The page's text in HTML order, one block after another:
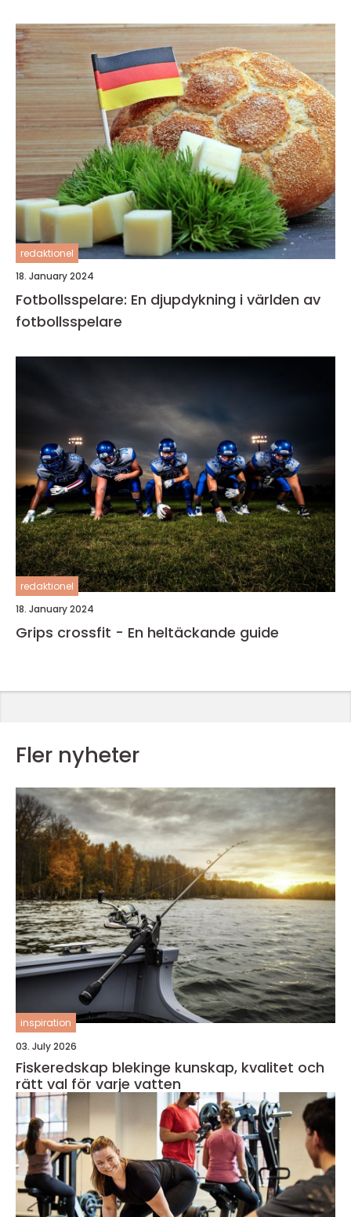
redaktionel
18. January 2024
Fotbollsspelare: En djupdykning i världen av
fotbollsspelare
redaktionel
18. January 2024
Grips crossfit - En heltäckande guide
Fler nyheter
inspiration
03. July 2026
Fiskeredskap blekinge kunskap, kvalitet och
rätt val för varje vatten